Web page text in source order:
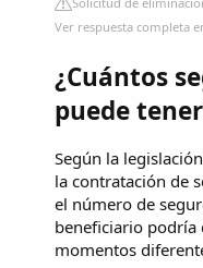
Ver respuesta completa
¿Cuántos
puede
Según la
la contratación de
el número de
beneficiario podría
momentos